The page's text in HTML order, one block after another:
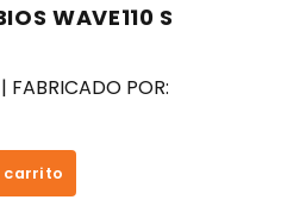
WAVE110 S
FABRICADO POR:
carrito